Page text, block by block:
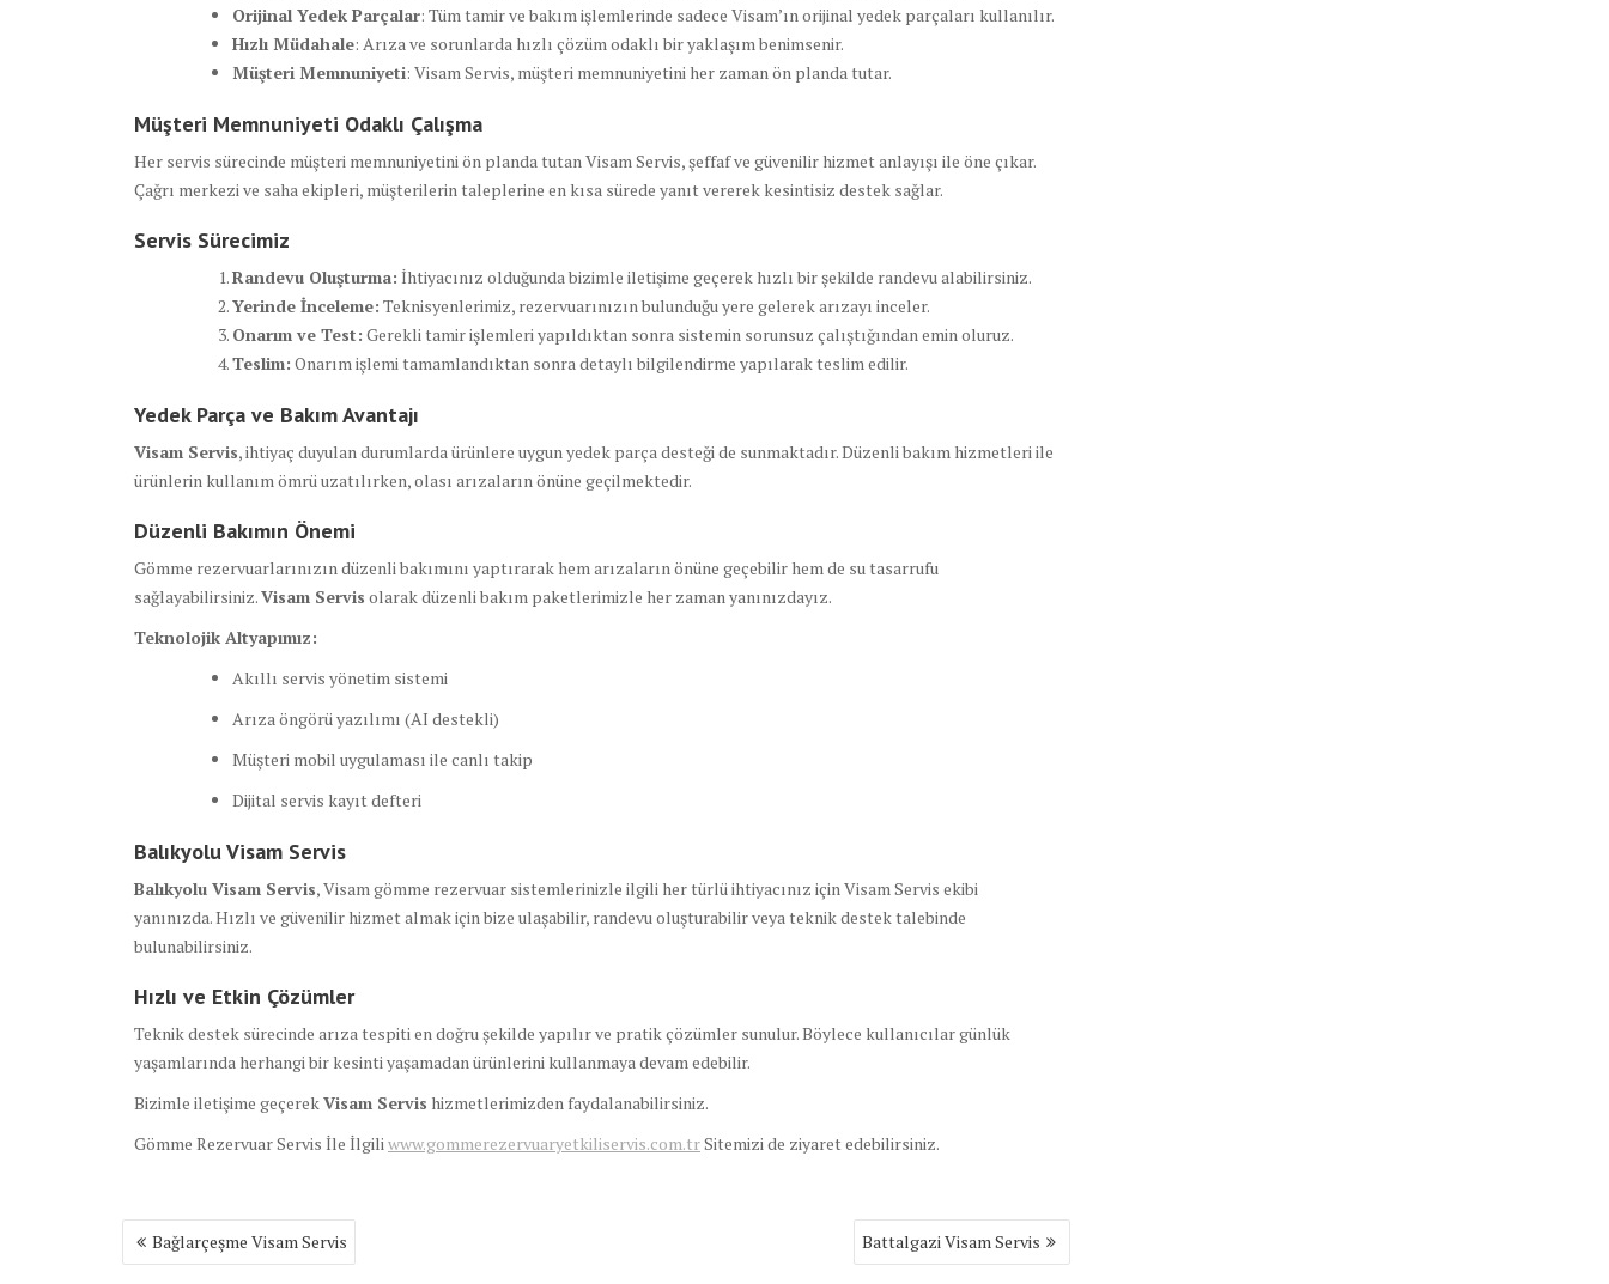
Orijinal Yedek Parçalar: Tüm tamir ve bakım işlemlerinde sadece Visam’ın orijinal yedek parçaları kullanılır.
Hızlı Müdahale: Arıza ve sorunlarda hızlı çözüm odaklı bir yaklaşım benimsenir.
Müşteri Memnuniyeti: Visam Servis, müşteri memnuniyetini her zaman ön planda tutar.
Müşteri Memnuniyeti Odaklı Çalışma
Her servis sürecinde müşteri memnuniyetini ön planda tutan Visam Servis, şeffaf ve güvenilir hizmet anlayışı ile öne çıkar.
Çağrı merkezi ve saha ekipleri, müşterilerin taleplerine en kısa sürede yanıt vererek kesintisiz destek sağlar.
Servis Sürecimiz
Randevu Oluşturma: İhtiyacınız olduğunda bizimle iletişime geçerek hızlı bir şekilde randevu alabilirsiniz.
Yerinde İnceleme: Teknisyenlerimiz, rezervuarınızın bulunduğu yere gelerek arızayı inceler.
Onarım ve Test: Gerekli tamir işlemleri yapıldıktan sonra sistemin sorunsuz çalıştığından emin oluruz.
Teslim: Onarım işlemi tamamlandıktan sonra detaylı bilgilendirme yapılarak teslim edilir.
Yedek Parça ve Bakım Avantajı
Visam Servis, ihtiyaç duyulan durumlarda ürünlere uygun yedek parça desteği de sunmaktadır. Düzenli bakım hizmetleri ile
ürünlerin kullanım ömrü uzatılırken, olası arızaların önüne geçilmektedir.
Düzenli Bakımın Önemi
Gömme rezervuarlarınızın düzenli bakımını yaptırarak hem arızaların önüne geçebilir hem de su tasarrufu
sağlayabilirsiniz.Visam Servis olarak düzenli bakım paketlerimizle her zaman yanınızdayız.
Teknolojik Altyapımız:
Akıllı servis yönetim sistemi
Arıza öngörü yazılımı (AI destekli)
Müşteri mobil uygulaması ile canlı takip
Dijital servis kayıt defteri
Balıkyolu Visam Servis
Balıkyolu Visam Servis, Visam gömme rezervuar sistemlerinizle ilgili her türlü ihtiyacınız için Visam Servis ekibi
yanınızda. Hızlı ve güvenilir hizmet almak için bize ulaşabilir, randevu oluşturabilir veya teknik destek talebinde
bulunabilirsiniz.
Hızlı ve Etkin Çözümler
Teknik destek sürecinde arıza tespiti en doğru şekilde yapılır ve pratik çözümler sunulur. Böylece kullanıcılar günlük
yaşamlarında herhangi bir kesinti yaşamadan ürünlerini kullanmaya devam edebilir.
Bizimle iletişime geçerekVisam Servis hizmetlerimizden faydalanabilirsiniz.
Gömme Rezervuar Servis İle İlgiliwww.gommerezervuaryetkiliservis.com.trSitemizi de ziyaret edebilirsiniz.
Yazı
gezinmesi
Bağlarçeşme Visam Servis Battalgazi Visam Servis